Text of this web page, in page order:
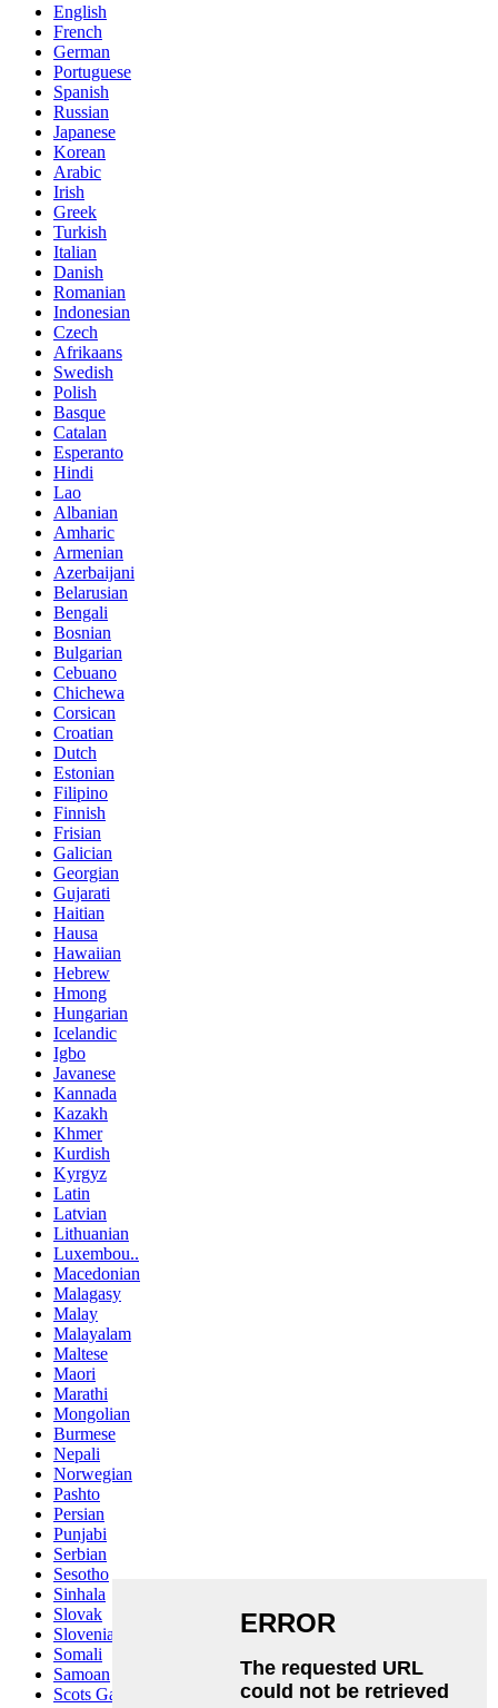
English
French
German
Portuguese
Spanish
Russian
Japanese
Korean
Arabic
Irish
Greek
Turkish
Italian
Danish
Romanian
Indonesian
Czech
Afrikaans
Swedish
Polish
Basque
Catalan
Esperanto
Hindi
Lao
Albanian
Amharic
Armenian
Azerbaijani
Belarusian
Bengali
Bosnian
Bulgarian
Cebuano
Chichewa
Corsican
Croatian
Dutch
Estonian
Filipino
Finnish
Frisian
Galician
Georgian
Gujarati
Haitian
Hausa
Hawaiian
Hebrew
Hmong
Hungarian
Icelandic
Igbo
Javanese
Kannada
Kazakh
Khmer
Kurdish
Kyrgyz
Latin
Latvian
Lithuanian
Luxembou..
Macedonian
Malagasy
Malay
Malayalam
Maltese
Maori
Marathi
Mongolian
Burmese
Nepali
Norwegian
Pashto
Persian
Punjabi
Serbian
Sesotho
Sinhala
Slovak
Slovenian
Somali
Samoan
Scots Gaelic